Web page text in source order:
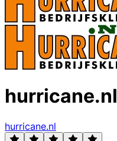
hurricane.nl
hurricane.nl